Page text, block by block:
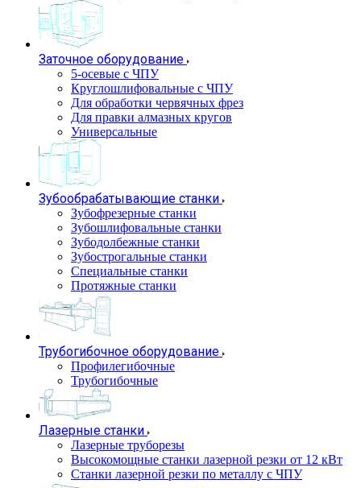
Заточное оборудование
5-осевые с ЧПУ
Круглошлифовальные с ЧПУ
Для обработки червячных фрез
Для правки алмазных кругов
Универсальные
Зубообрабатывающие станки
Зубофрезерные станки
Зубошлифовальные станки
Зубодолбежные станки
Зубострогальные станки
Специальные станки
Протяжные станки
Трубогибочное оборудование
Профилегибочные
Трубогибочные
Лазерные станки
Лазерные труборезы
Высокомощные станки лазерной резки от 12 кВт
Станки лазерной резки по металлу с ЧПУ